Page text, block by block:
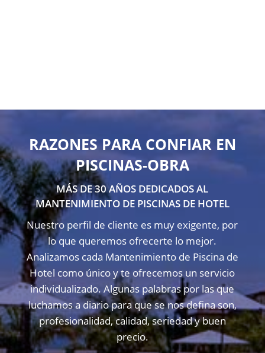
RAZONES PARA CONFIAR EN
PISCINAS-OBRA
MÁS DE 30 AÑOS DEDICADOS AL
MANTENIMIENTO DE PISCINAS DE HOTEL
Nuestro perfil de cliente es muy exigente, por
lo que queremos ofrecerte lo mejor.
Analizamos cada Mantenimiento de Piscina de
Hotel como único y te ofrecemos un servicio
individualizado. Algunas palabras por las que
luchamos a diario para que se nos defina son,
profesionalidad, calidad, seriedad y buen
precio.